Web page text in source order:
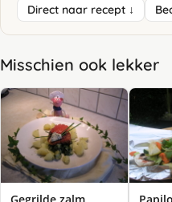
Direct naar recept ↓
Misschien ook lekker